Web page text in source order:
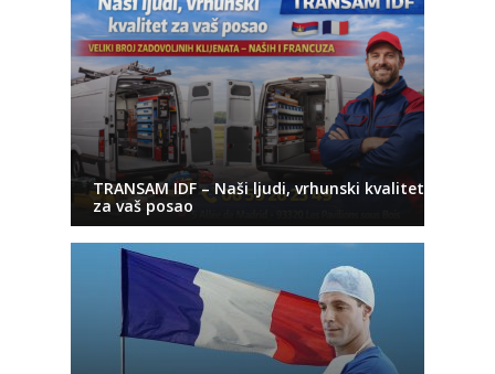
TRANSAM IDF – Naši ljudi, vrhunski kvalitet
za vaš posao